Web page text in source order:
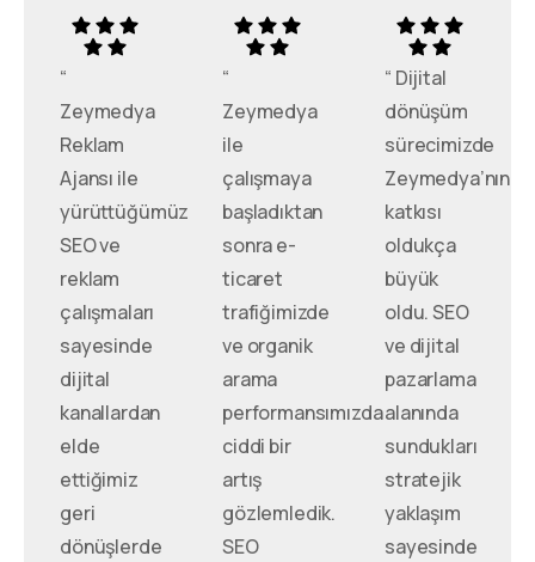
“
Zeymedya
Reklam
Ajansı ile
yürüttüğümüz
SEO ve
reklam
çalışmaları
sayesinde
dijital
kanallardan
elde
ettiğimiz
geri
dönüşlerde
“
Zeymedya
ile
çalışmaya
başladıktan
sonra e-
ticaret
trafiğimizde
ve organik
arama
performansımızda
ciddi bir
artış
gözlemledik.
SEO
“ Dijital
dönüşüm
sürecimizde
Zeymedya’nın
katkısı
oldukça
büyük
oldu. SEO
ve dijital
pazarlama
alanında
sundukları
stratejik
yaklaşım
sayesinde